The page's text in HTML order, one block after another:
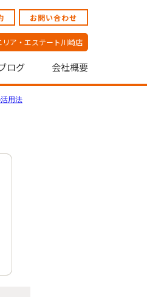
お問い合わせ
リア・エステート川崎店
ログ 会社概要
用法